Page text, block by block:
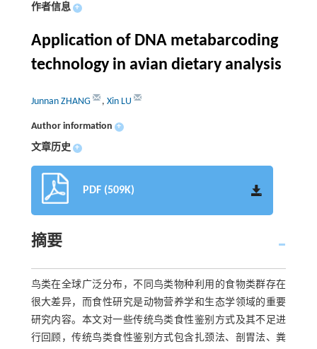
作者信息 +
Application of DNA metabarcoding
technology in avian dietary analysis
Junnan ZHANG , Xin LU
Author information +
文章历史 +
PDF (509K)
摘要
鸟类在全球广泛分布，不同鸟类物种利用的食物类群存在
很大差异，而食性研究是动物营养学和生态学领域的重要
研究内容。本文对一些传统鸟类食性鉴别方式及其不足进
行回顾，传统鸟类食性鉴别方式包含扎颈法、剖胃法、粪